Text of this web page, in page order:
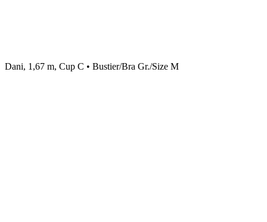
Dani, 1,67 m, Cup C • Bustier/Bra Gr./Size M